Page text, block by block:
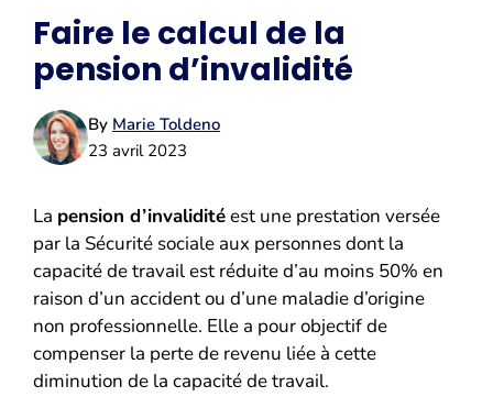
Faire le calcul de la
pension d’invalidité
By Marie Toldeno
23 avril 2023
La pension d’invaliditéest une prestation versée
par la Sécurité sociale aux personnes dont la
capacité de travail est réduite d’au moins 50% en
raison d’un accident ou d’une maladie d’origine
non professionnelle. Elle a pour objectif de
compenser la perte de revenu liée à cette
diminution de la capacité de travail.